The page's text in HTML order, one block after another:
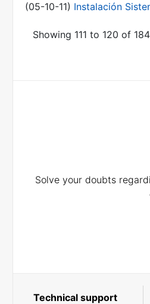
(05-10-11) Instalación
Showing 111 to 120 of
Solve your doubts
Technical support